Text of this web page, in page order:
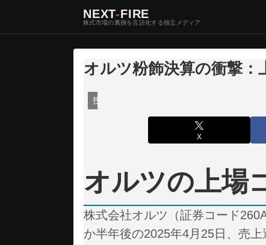
NEXT-FIRE
株式市場の裏側を言語化する独立メディア
オルツ粉飾決算の衝撃
投資・マーケット
X
オルツの上場
株式会社オルツ（証券コード
か半年後の2025年4月25日、売